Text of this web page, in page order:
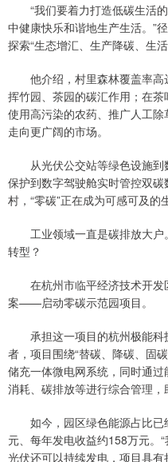
“我们要着力打造低碳生活的
中健康快乐和谐地生产生活。”
探索“生态增汇、生产降碳、生活
他介绍，村里森林覆盖率高
挥竹园、茶园的碳汇作用；在
使用高污染的农药、推广人工
走向更广阔的市场。
从光伏公交站等绿色设施到
保护到数字驾驶舱实时管控双
村，“零碳”正在成为可感可及的
工业领域一直是碳排放大户
转型？
在杭州市临平经济技术开发
案——启动零碳示范园项目。
承担这一项目的杭州极能科
者，项目围绕“替碳、降碳、固
储充一体微电网系统，同时通
消耗、碳排放等进行综合管理，
如今，园区绿色能源占比已
元、每年发电收益约158万元。
光伏还可以持续发电，项目具